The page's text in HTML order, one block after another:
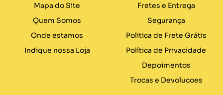
Mapa do Site
Quem Somos
Onde estamos
Indique nossa Loja
Fretes e Entrega
Segurança
Politica de Frete Grátis
Política de Privacidade
Depoimentos
Trocas e Devolucoes